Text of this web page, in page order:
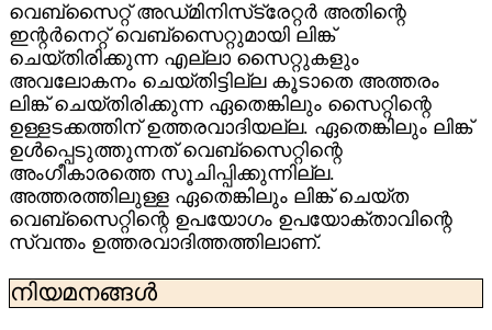
വെബ്‌സൈറ്റ് അഡ്‌മിനിസ്‌ട്രേറ്റർ അതിന്റെ
ഇന്റർനെറ്റ് വെബ്‌സൈറ്റുമായി ലിങ്ക്
ചെയ്‌തിരിക്കുന്ന എല്ലാ സൈറ്റുകളും
അവലോകനം ചെയ്‌തിട്ടില്ല കൂടാതെ അത്തരം
ലിങ്ക് ചെയ്‌തിരിക്കുന്ന ഏതെങ്കിലും സൈറ്റിന്റെ
ഉള്ളടക്കത്തിന് ഉത്തരവാദിയല്ല. ഏതെങ്കിലും ലിങ്ക്
ഉൾപ്പെടുത്തുന്നത് വെബ്‌സൈറ്റിന്റെ
അംഗീകാരത്തെ സൂചിപ്പിക്കുന്നില്ല.
അത്തരത്തിലുള്ള ഏതെങ്കിലും ലിങ്ക് ചെയ്‌ത
വെബ്‌സൈറ്റിന്റെ ഉപയോഗം ഉപയോക്താവിന്റെ
സ്വന്തം ഉത്തരവാദിത്തത്തിലാണ്.
നിയമനങ്ങൾ